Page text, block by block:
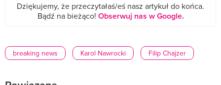
Dziękujemy, że przeczytałaś/eś nasz artykuł do końca.
Bądź na bieżąco! Obserwuj nas w Google.
breaking news Karol Nawrocki Filip Chajzer